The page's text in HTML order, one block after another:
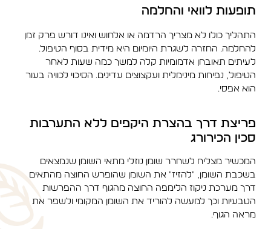
תופעות לוואי והחלמה
התהליך כולו לא מצריך הרדמה או אלחוש ואינו דורש פרק זמן
להחלמה. החזרה לשגרת היומיום היא מידית בסוף הטיפול.
לעיתים תאובחן אדמומיות קלה למשך כמה שעות לאחר
הטיפול, נפיחות מינימלית ועקצוצים עדינים. הסיכוי לכוויה בעור
הוא אפסי.
פריצת דרך בהצרת היקפים ללא התערבות
סכין הכירורג
המכשיר מצליח לשחרר שומן נוזלי מתאי השומן שנמצאים
בשכבת השומן, "להזיז" את השומן שהופרש החוצה מהתאים
דרך מערכת ניקוז הלימפה החוצה מהגוף דרך ההפרשות
הטבעיות וכך למעשה להוריד את השומן המקומי ולשפר את
מראה הגוף.